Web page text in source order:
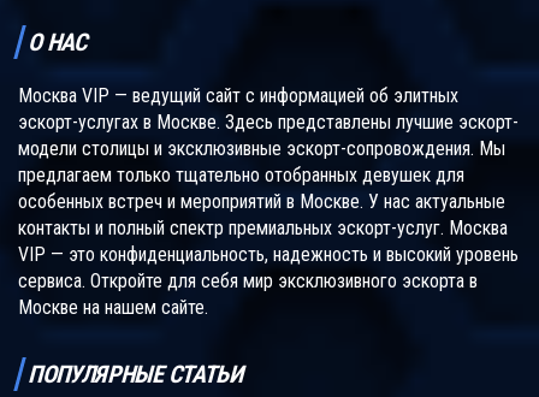
О НАС
Москва VIP — ведущий сайт с информацией об элитных
эскорт-услугах в Москве. Здесь представлены лучшие эскорт-
модели столицы и эксклюзивные эскорт-сопровождения. Мы
предлагаем только тщательно отобранных девушек для
особенных встреч и мероприятий в Москве. У нас актуальные
контакты и полный спектр премиальных эскорт-услуг. Москва
VIP — это конфиденциальность, надежность и высокий уровень
сервиса. Откройте для себя мир эксклюзивного эскорта в
Москве на нашем сайте.
ПОПУЛЯРНЫЕ СТАТЬИ